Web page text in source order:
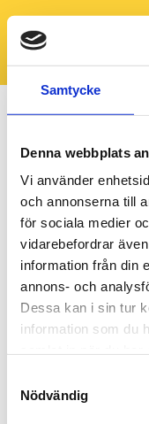
Samtycke
Denna webbplats
Vi använder
och annonserna till
för sociala medier
vidarebefordrar
information från din
annons- och
Dessa kan i sin tur
information som du
Nödvändig